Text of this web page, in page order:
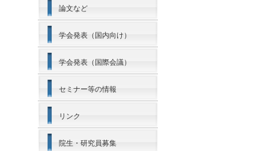
論文など
学会発表（国内向け）
学会発表（国際会議）
セミナー等の情報
リンク
院生・研究員募集